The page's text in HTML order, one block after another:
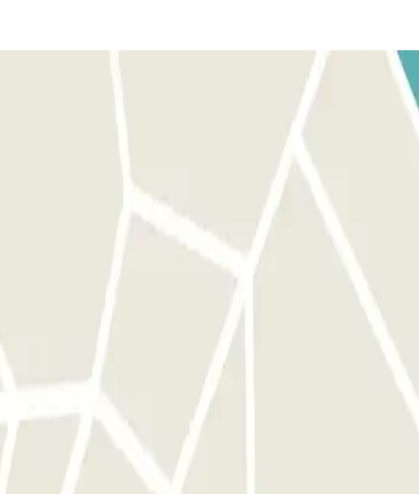
de placas de matrícula reconocerá su vehículo y la barrera se abrirá automáticamente sin
ABRE: USE EL CÓDIGO QR RECIBIDO EN SU CORREO DE CONFIRMACIÓN: Si el lector no
Cargue su código QR con antelación, según la cobertura de red, dentro del estacionamiento.
abrirá automáticamente sin necesidad de presionar ningún botón. Si la lectura de la placa no
con acceso peatonal, abre la puerta o la barrera con el código o el CÓDIGO QR disponible en tu